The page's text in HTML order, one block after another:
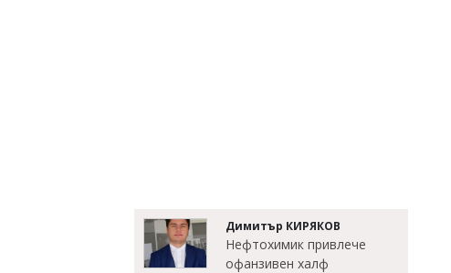
Димитър КИРЯКОВ
Нефтохимик привлече
офанзивен халф